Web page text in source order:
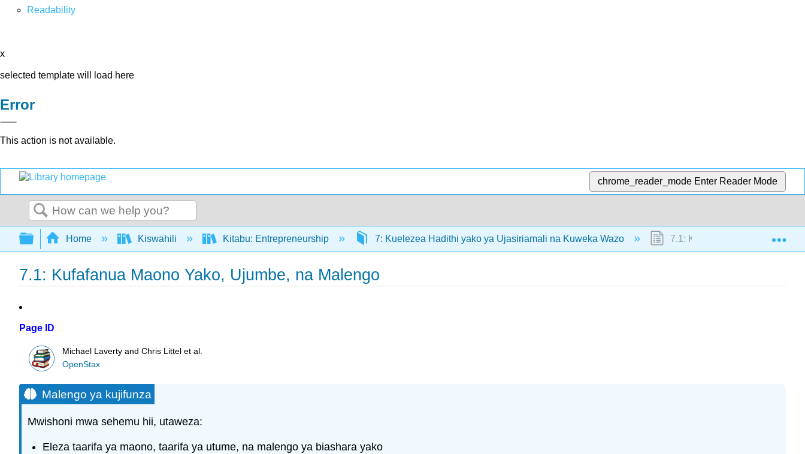
Readability
x
selected template will load here
Error
This action is not available.
chrome_reader_mode Enter Reader Mode
Search
Expand/collapse global hierarchy
Home Kiswahili Kitabu: Entrepreneurship 7: Kuelezea Hadithi yako ya Ujasiriamali na Kuweka Wazo 7.1: Kufafanua Maono Yako,
7.1: Kufafanua Maono Yako, Ujumbe, na Malengo
Page ID
Michael Laverty and Chris Littel et al.
OpenStax
Malengo ya kujifunza
Mwishoni mwa sehemu hii, utaweza:
Eleza taarifa ya maono, taarifa ya utume, na malengo ya biashara yako